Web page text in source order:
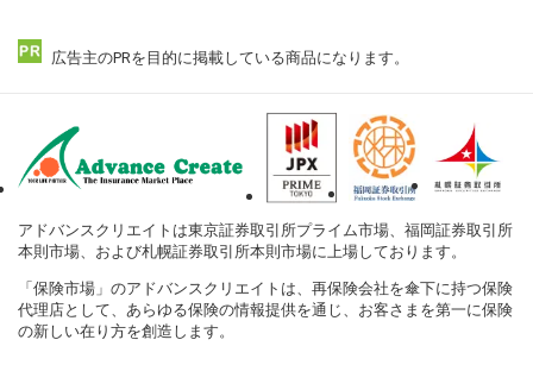
広告主のPRを目的に掲載している商品になります。
アドバンスクリエイトは東京証券取引所プライム市場、福岡証券取引所
本則市場、および札幌証券取引所本則市場に上場しております。
「保険市場」のアドバンスクリエイトは、再保険会社を傘下に持つ保険
代理店として、あらゆる保険の情報提供を通じ、お客さまを第一に保険
の新しい在り方を創造します。